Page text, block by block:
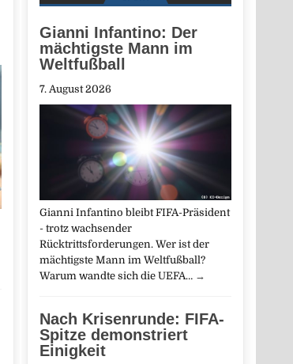
Gianni Infantino: Der
mächtigste Mann im
Weltfußball
7. August 2026
Gianni Infantino bleibt FIFA-Präsident
- trotz wachsender
Rücktrittsforderungen. Wer ist der
mächtigste Mann im Weltfußball?
Warum wandte sich die UEFA… →
Nach Krisenrunde: FIFA-
Spitze demonstriert
Einigkeit